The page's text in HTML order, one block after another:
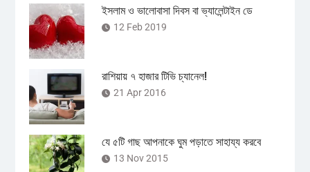
ইসলাম ও ভালোবাসা দিবস বা ভ্যালেন্টাইন ডে
12 Feb 2019
রাশিয়ায় ৭ হাজার টিভি চ্যানেল!
21 Apr 2016
যে ৫টি গাছ আপনাকে ঘুম পড়াতে সাহায্য করবে
13 Nov 2015